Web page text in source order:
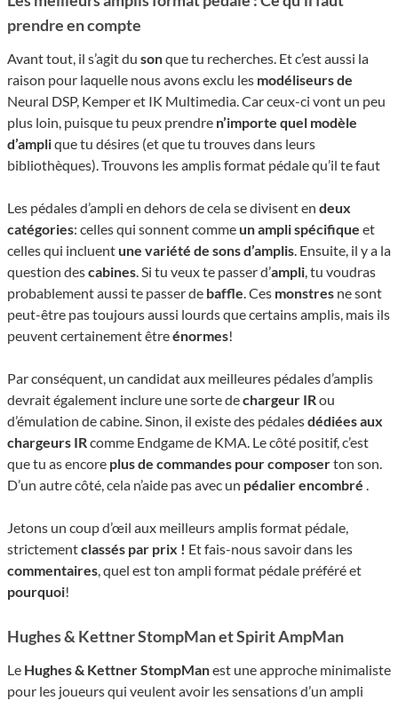
prendre en compte
Avant tout, il s’agit du sonque tu recherches. Et c’est aussi la
raison pour laquelle nous avons exclu les modéliseurs de
Neural DSP, Kemper et IK Multimedia. Car ceux-ci vont un peu
plus loin, puisque tu peux prendre n’importe quel modèle
d’amplique tu désires (et que tu trouves dans leurs
bibliothèques). Trouvons les amplis format pédale qu’il te faut
Les pédales d’ampli en dehors de cela se divisent en deux
catégories: celles qui sonnent comme un ampli spécifique et
celles qui incluent une variété de sons d’amplis. Ensuite, il y a la
question descabines. Si tu veux te passer d’ampli, tu voudras
probablement aussi te passer de baffle. Ces monstres ne sont
peut-être pas toujours aussi lourds que certains amplis, mais ils
peuvent certainement êtreénormes!
Par conséquent, un candidat aux meilleures pédales d’amplis
devrait également inclure une sorte dechargeur IRou
d’émulation de cabine. Sinon, il existe des pédalesdédiées aux
chargeurs IRcomme Endgame de KMA. Le côté positif, c’est
que tu as encore plus de commandes pour composerton son.
D’un autre côté, cela n’aide pas avec un pédalier encombré .
Jetons un coup d’œil aux meilleurs amplis format pédale,
strictementclassés par prix ! Et fais-nous savoir dans les
commentaires, quel est ton ampli format pédale préféré et
pourquoi!
Hughes & Kettner StompMan et Spirit AmpMan
Le Hughes & Kettner StompManest une approche minimaliste
pour les joueurs qui veulent avoir les sensations d’un ampli